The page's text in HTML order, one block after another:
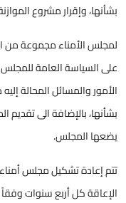
بشأنها، وإقرار مشروع
لمجلس الأمناء مجموعة من
على السياسة العامة للمجلس
الأمور والمسائل المحالة
بشأنها، بالإضافة الى تقديم
يضعها المجلس.
تتم إعادة تشكيل مجلس
الإعاقة كل أربع سنوات